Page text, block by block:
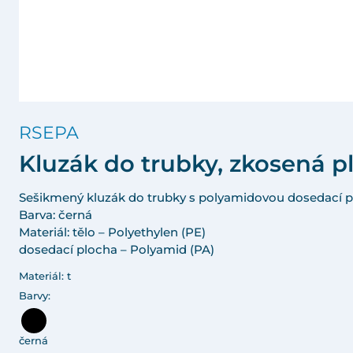
RSEPA
Kluzák do trubky, zkosená
Sešikmený kluzák do trubky s polyamidovou dosedací
Barva: černá
Materiál: tělo – Polyethylen (PE)
dosedací plocha – Polyamid (PA)
Materiál: t
Barvy:
černá